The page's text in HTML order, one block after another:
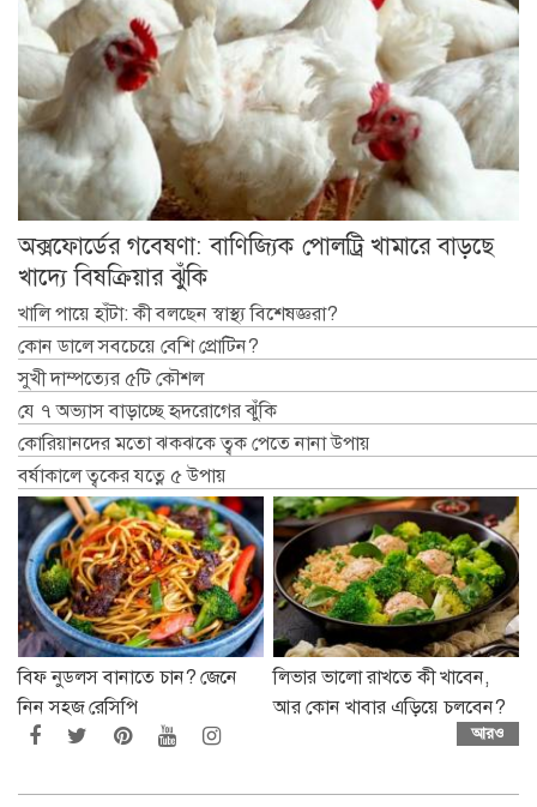
অক্সফোর্ডের গবেষণা: বাণিজ্যিক পোলট্রি খামারে বাড়ছে
খাদ্যে বিষক্রিয়ার ঝুঁকি
খালি পায়ে হাঁটা: কী বলছেন স্বাস্থ্য বিশেষজ্ঞরা?
কোন ডালে সবচেয়ে বেশি প্রোটিন?
সুখী দাম্পত্যের ৫টি কৌশল
যে ৭ অভ্যাস বাড়াচ্ছে হৃদরোগের ঝুঁকি
কোরিয়ানদের মতো ঝকঝকে ত্বক পেতে নানা উপায়
বর্ষাকালে ত্বকের যত্নে ৫ উপায়
বিফ নুডলস বানাতে চান? জেনে
নিন সহজ রেসিপি
লিভার ভালো রাখতে কী খাবেন,
আর কোন খাবার এড়িয়ে চলবেন?
আরও